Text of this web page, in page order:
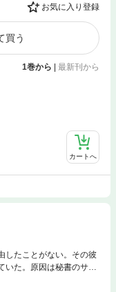
お気に入り登録
買う
1巻から | 最新刊から
カートへ
したことがない。その彼
いた。原因は秘書のサ
り返る美人で、おまけ